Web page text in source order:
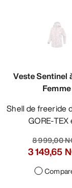
Veste Sentinel
Femme
Shell de freeride durable en
GORE-TEX
8 999,00
3 149,65